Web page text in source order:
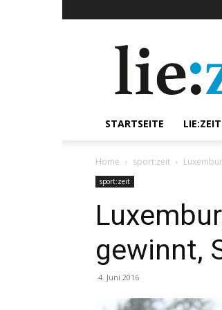
STARTSEITE LIE:ZEIT
Home sport:zeit
sport:zeit
gewinnt,
4. Juni 2016